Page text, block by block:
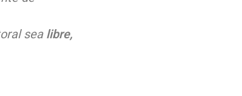
sealibre,